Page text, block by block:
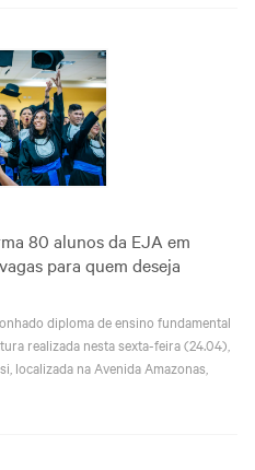
80 alunos da EJA em
para quem deseja
diploma de ensino fundamental
realizada nesta sexta-feira (24.04),
localizada na Avenida Amazonas,